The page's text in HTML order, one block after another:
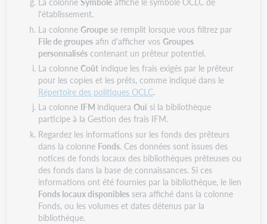
l'établissement.
La colonne Groupese remplit lorsque vous filtrez par
File de groupesafin d'afficher vos Groupes
personnaliséscontenant un prêteur potentiel.
La colonne Coûtindique les frais exigés par le prêteur
pour les copies et les prêts, comme indiqué dans le
Répertoire des politiques OCLC.
La colonne IFM indiquera Oui si la bibliothèque
participe à la Gestion des frais IFM.
Regardez les informations sur les fonds des prêteurs
dans la colonne Fonds. Ces données sont issues des
notices de fonds locaux des bibliothèques prêteuses ou
des fonds dans la base de connaissances. Si ces
informations ont été fournies par la bibliothèque, le lien
Fonds locaux disponiblessera affiché dans la colonne
Fonds, ou les volumes et dates détenus par la
bibliothèque.